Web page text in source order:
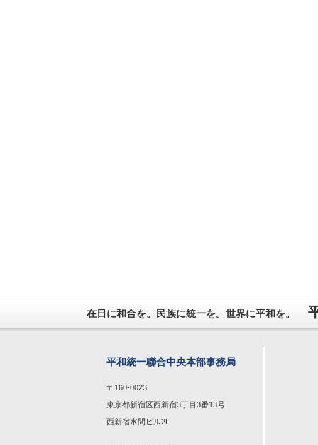
在日に和合を。民族に統一を。世界に平和を。
平和統一聯合中央本部事務局
〒160-0023
東京都新宿区西新宿3丁目3番13号
西新宿水間ビル2F